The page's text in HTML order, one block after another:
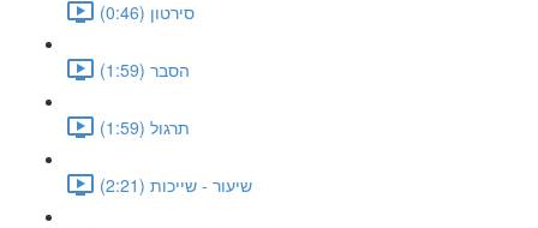
סירטון (0:46)
הסבר (1:59)
תרגול (1:59)
שיעור - שייכות (2:21)